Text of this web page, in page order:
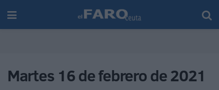
Martes 16 de febrero de 2021